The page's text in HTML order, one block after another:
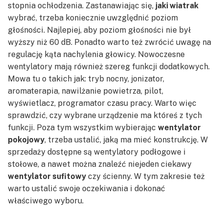
stopnia ochłodzenia. Zastanawiając się, jaki wiatrak
wybrać, trzeba koniecznie uwzględnić poziom
głośności. Najlepiej, aby poziom głośności nie był
wyższy niż 60 dB. Ponadto warto też zwrócić uwagę na
regulację kąta nachylenia głowicy. Nowoczesne
wentylatory mają również szereg funkcji dodatkowych.
Mowa tu o takich jak: tryb nocny, jonizator,
aromaterapia, nawilżanie powietrza, pilot,
wyświetlacz, programator czasu pracy. Warto więc
sprawdzić, czy wybrane urządzenie ma któreś z tych
funkcji. Poza tym wszystkim wybierając wentylator
pokojowy, trzeba ustalić, jaką ma mieć konstrukcję. W
sprzedaży dostępne są wentylatory podłogowe i
stołowe, a nawet można znaleźć niejeden ciekawy
wentylator sufitowy czy ścienny. W tym zakresie też
warto ustalić swoje oczekiwania i dokonać
właściwego wyboru.